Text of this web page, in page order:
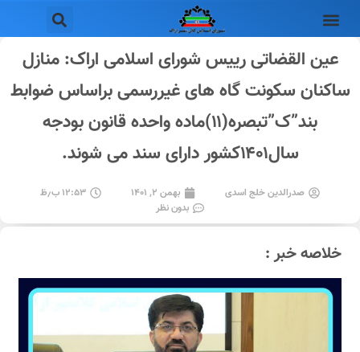
عین القضاتی رییس شورای اسلامی اراک: منازل
ساکنان سکونت گاه های غیررسمی براساس ضوابط
بند”ک”تبصره(۱۱)ماده واحده قانون بودجه
سال۱۴۰۱کشور دارای سند می شوند.
صدرالدین خلج اسدی بهمن ۲, ۱۴۰۱
۱۲:۵۳ ب٫ظ
بدون نظر
خلاصه خبر :